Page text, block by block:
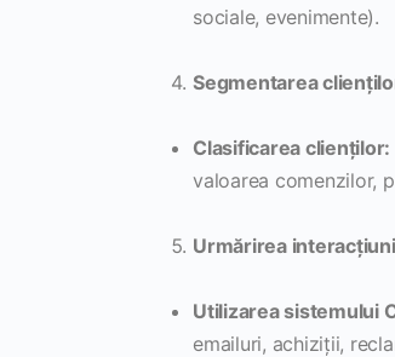
sociale, evenimente).
Segmentarea
Clasificarea clienților:
valoarea comenzilor,
Urmărirea
Utilizarea sistemului
emailuri, achiziții,